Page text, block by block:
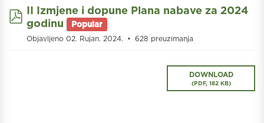
pdf
II Izmjene i dopune Plana nabave za 2024
godinu
Popular
Objavljeno 02. Rujan. 2024. 628 preuzimanja
DOWNLOAD
(PDF, 182 KB)